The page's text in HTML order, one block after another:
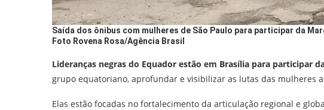
Saída dos ônibus com mulheres de São Paulo para participar da
Foto Rovena Rosa/Agência Brasil
Lideranças negras do Equador estão em Brasília para participar
grupo equatoriano, aprofundar e visibilizar as lutas das mulheres
Elas estão focadas no fortalecimento da articulação regional e